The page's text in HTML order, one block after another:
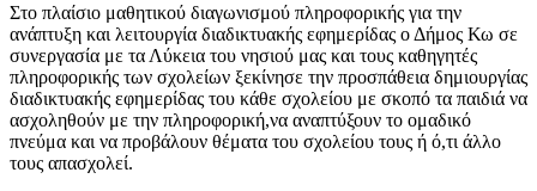
Στο πλαίσιο μαθητικού διαγωνισμού πληροφορικής για την
ανάπτυξη και λειτουργία διαδικτυακής εφημερίδας ο Δήμος Κω σε
συνεργασία με τα Λύκεια του νησιού μας και τους καθηγητές
πληροφορικής των σχολείων ξεκίνησε την προσπάθεια δημιουργίας
διαδικτυακής εφημερίδας του κάθε σχολείου με σκοπό τα παιδιά να
ασχοληθούν με την πληροφορική,να αναπτύξουν το ομαδικό
πνεύμα και να προβάλουν θέματα του σχολείου τους ή ό,τι άλλο
τους απασχολεί.